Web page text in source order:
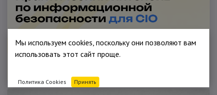
Мы используем cookies, поскольку они позволяют вам
использовать этот сайт проще.
Политика Cookies Принять